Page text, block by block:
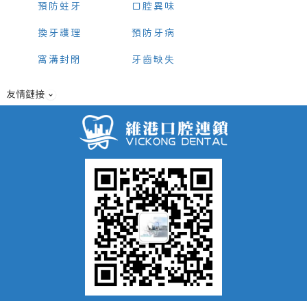
預防蛀牙
換牙護理
窩溝封閉
口腔異味
預防牙病
牙齒缺失
友情鏈接